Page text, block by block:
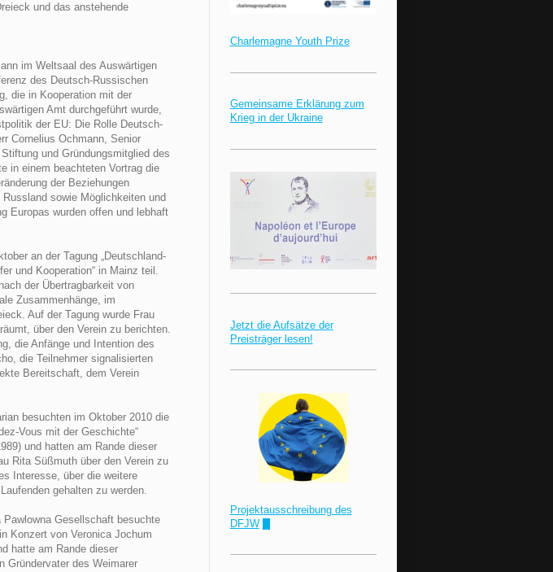
und das anstehende
im Weltsaal des Auswärtigen
des Deutsch-Russischen
die in Kooperation mit der
Amt durch­geführt wurde,
der EU: Die Rolle Deutsch­
Cornelius Ochmann, Senior
und Gründungsmitglied des
in einem beachteten Vortrag die
der Beziehungen
so­wie Möglichkeiten und
Europas wurden offen und lebhaft
an der Tagung „Deutschland-
und Kooperation“ in Mainz teil.
der Übertragbarkeit von
Zusammenhänge, im
Auf der Tagung wurde Frau
über den Verein zu berichten.
die Anfänge und Intention des
die Teilnehmer signalisierten
Bereitschaft, dem Verein
besuchten im Oktober 2010 die
Vous mit der Geschichte“
und hatten am Rande dieser
Rita Süßmuth über den Verein zu
Interesse, über die weitere
gehalten zu werden.
Gesellschaft besuchte
Konzert von Veronica Jochum
hatte am Rande dieser
Gründervater des Weimarer
Charlemagne Youth Prize
Gemeinsame Erklärung zum
Krieg in der Ukraine
Jetzt die Aufsätze der
Preisträger lesen!
Projektausschreibung des
DFJW